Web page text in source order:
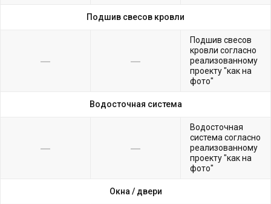
Подшив свесов кровли
Подшив свесов
кровли согласно
реализованному
проекту "как на
фото"
Водосточная система
Водосточная
система согласно
реализованному
проекту "как на
фото"
Окна / двери